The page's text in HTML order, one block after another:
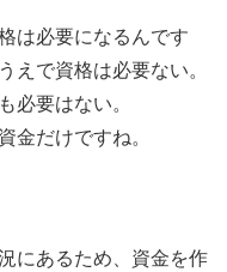
は必要になるんです
えで資格は必要ない。
必要はない。
金だけですね。
にあるため、資金を作